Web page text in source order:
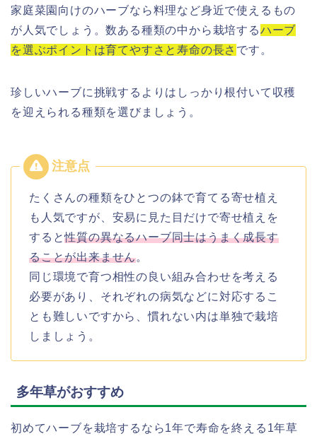
家庭菜園向けのハーブなら料理など身近で使えるもの
が人気でしょう。数ある種類の中から栽培するハーブ
を選ぶポイントは育てやすさと寿命の長さ です。
珍しいハーブに挑戦するよりはしっかり根付いて収穫
を迎えられる種類を選びましょう。
たくさんの種類をひとつの鉢で育てる寄せ植え
も人気ですが、安易に見た目だけで寄せ植えを
すると性質の異なるハーブ同士はうまく成長す
ることが出来ません。
同じ環境で育つ相性の良い組み合わせを考える
必要があり、それぞれの病気などに対応するこ
とも難しいですから、慣れない内は単独で栽培
しましょう。
多年草がおすすめ
初めてハーブを栽培するなら1年で寿命を終える1年草